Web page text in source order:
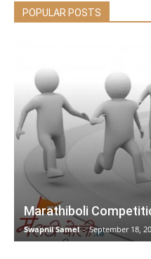
Atomic Habits: Tiny
465112306 ) ₹482.00 (as of
POPULAR POSTS
Marathiboli
Swapnil Samel - September 18,